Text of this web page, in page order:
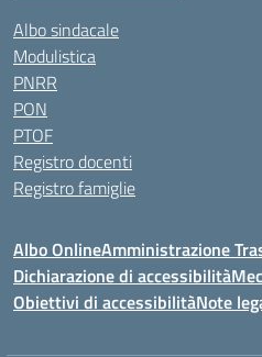
Albo sindacale
Modulistica
PNRR
PON
PTOF
Registro docenti
Registro famiglie
Albo OnlineAmministrazione
Dichiarazione di accessibilità
Obiettivi di accessibilitàNote